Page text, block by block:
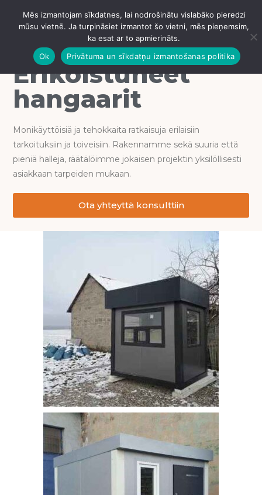
IZVĒLNE
Erikoistuneet hangaarit
Erikoistuneet
hangaarit
Monikäyttöisiä ja tehokkaita ratkaisuja erilaisiin
tarkoituksiin ja toiveisiin. Rakennamme sekä suuria että
pieniä halleja, räätälöimme jokaisen projektin yksilöllisesti
asiakkaan tarpeiden mukaan.
Ota yhteyttä konsulttiin
Mēs izmantojam sīkdatnes, lai nodrošinātu vislabāko pieredzi
mūsu vietnē. Ja turpināsiet izmantot šo vietni, mēs pieņemsim,
ka esat ar to apmierināts.
Ok
Privātuma un sīkdatņu izmantošanas politika